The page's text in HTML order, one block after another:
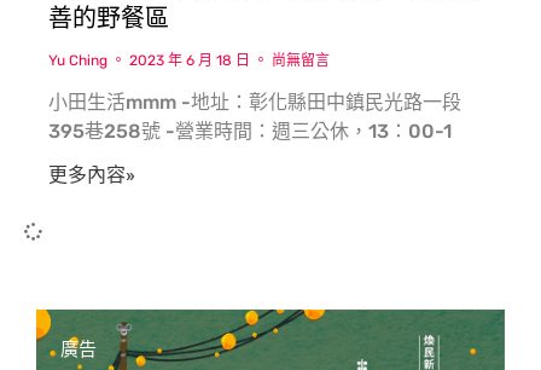
善的野餐區
Yu Ching 2023 年 6 月 18 日 尚無留言
小田生活mmm -地址：彰化縣田中鎮民光路一段
395巷258號 -營業時間：週三公休，13：00-1
更多內容»
廣告